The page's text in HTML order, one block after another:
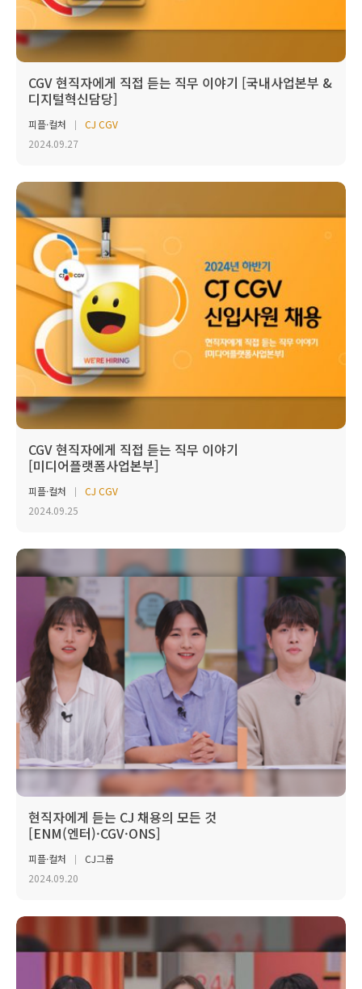
CGV 현직자에게 직접 듣는 직무 이야기 [국내사업본부 &
디지털혁신담당]
피플·컬처
CJ CGV
2024.09.27
CGV 현직자에게 직접 듣는 직무 이야기
[미디어플랫폼사업본부]
피플·컬처
CJ CGV
2024.09.25
현직자에게 듣는 CJ 채용의 모든 것
[ENM(엔터)·CGV·ONS]
피플·컬처
CJ그룹
2024.09.20